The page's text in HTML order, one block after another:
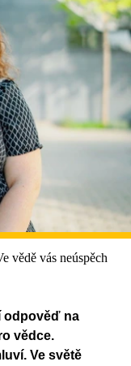
vědě vás neúspěch
odpověď na
vědce.
Ve světě